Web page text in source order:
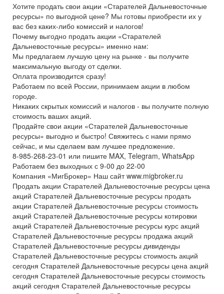
Хотите продать свои акции «Старателей Дальневосточные
ресурсы» по выгодной цене? Мы готовы приобрести их у
вас без каких-либо комиссий и налогов!
Почему выгодно продать акции «Старателей
Дальневосточные ресурсы» именно нам:
Мы предлагаем лучшую цену на рынке - вы получите
максимальную выгоду от сделки.
Оплата производится сразу!
Работаем по всей России, принимаем акции в любом
городе.
Никаких скрытых комиссий и налогов - вы получите полную
стоимость ваших акций.
Продайте свои акции «Старателей Дальневосточные
ресурсы» выгодно и быстро! Свяжитесь с нами прямо
сейчас, и мы сделаем вам лучшее предложение.
8-985-268-23-01 или пишите MAX, Telegram, WhatsApp
Работаем без выходных с 9-00 до 22-00
Компания «МигБрокер» Наш сайт www.migbroker.ru
Продать акции Старателей Дальневосточные ресурсы цена
акций Старателей Дальневосточные ресурсы продать
акции Старателей Дальневосточные ресурсы стоимость
акций Старателей Дальневосточные ресурсы котировки
акций Старателей Дальневосточные ресурсы курс акций
Старателей Дальневосточные ресурсы продажа акций
Старателей Дальневосточные ресурсы дивиденды
Старателей Дальневосточные ресурсы стоимость акций
сегодня Старателей Дальневосточные ресурсы цена акций
сегодня Старателей Дальневосточные ресурсы стоимость
акций сегодня Старателей Дальневосточные ресурсы